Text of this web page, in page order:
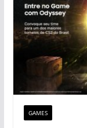
GAMES